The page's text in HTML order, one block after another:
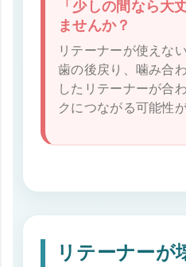
「少しの間なら大
ませんか？
リテーナーが使えな
歯の後戻り、噛み合
したリテーナーが合
クにつながる可能性
リテーナーが